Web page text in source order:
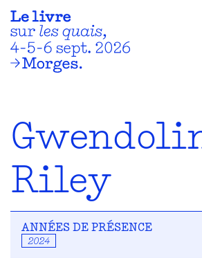
Riley
ANNÉES DE PRÉSENCE
2024